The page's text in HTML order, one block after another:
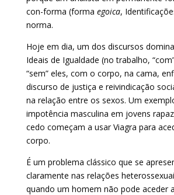
con-forma (forma egoica,
norma.
Hoje em dia, um dos discursos
Ideais de Igualdade (no trabalho,
“sem” eles, com o corpo, na cama,
discurso de justiça e reivindicação
na relação entre os sexos. Um
impotência masculina em jovens
cedo começam a usar Viagra para
corpo.
É um problema clássico que se
claramente nas relações
quando um homem não pode aceder